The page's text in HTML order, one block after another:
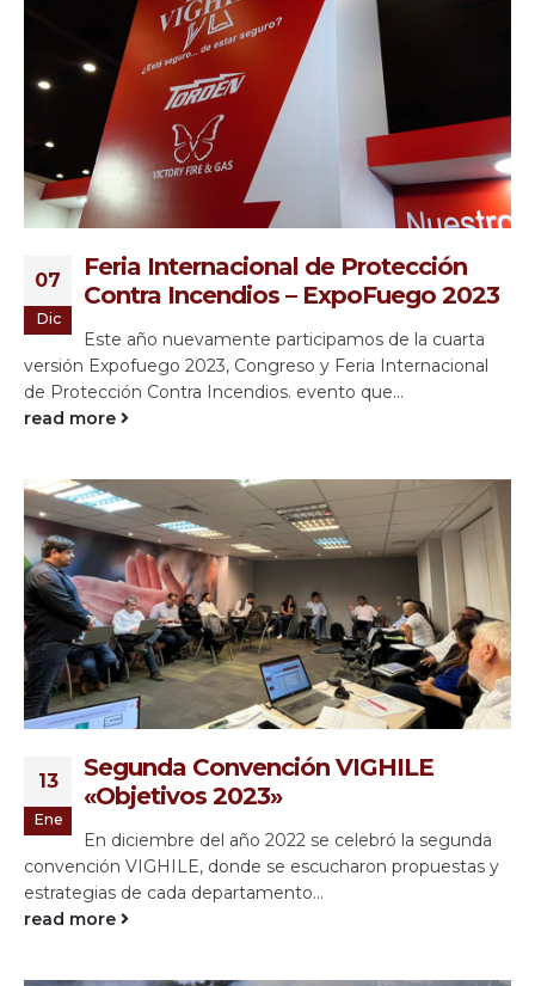
07
Dic
Feria Internacional de Protección
Contra Incendios – ExpoFuego 2023
Este año nuevamente participamos de la cuarta
versión Expofuego 2023, Congreso y Feria Internacional
de Protección Contra Incendios. evento que...
read more
13
Ene
Segunda Convención VIGHILE
«Objetivos 2023»
En diciembre del año 2022 se celebró la segunda
convención VIGHILE, donde se escucharon propuestas y
estrategias de cada departamento...
read more